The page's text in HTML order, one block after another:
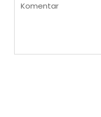
Komentar